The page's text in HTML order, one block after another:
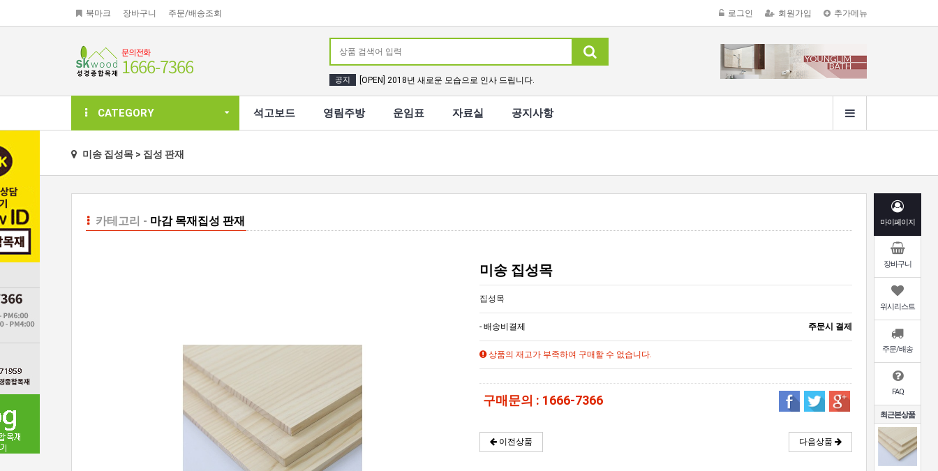
북마크 장바구니 주문/배송조회 로그인 회원가입 추가메뉴
공지 [OPEN] 2018년 새로운 모습으로 인사 드립니다.
CATEGORY 석고보드 영림주방 운임표 자료실 공지사항
미송 집성목 > 집성 판재
마이페이지
장바구니
위시리스트
주문/배송
FAQ
최근본상품
카테고리 - 마감 목재집성 판재
미송 집성목
집성목
- 배송비결제 주문시 결제
상품의 재고가 부족하여 구매할 수 없습니다.
구매문의 : 1666-7366
이전상품 다음상품